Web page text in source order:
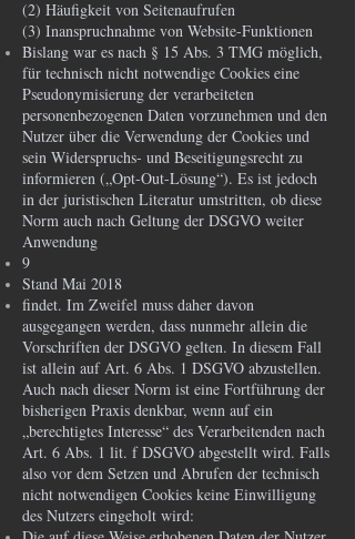
(2) Häufigkeit von Seitenaufrufen
(3) Inanspruchnahme von Website-Funktionen
Bislang war es nach § 15 Abs. 3 TMG möglich,
für technisch nicht notwendige Cookies eine
Pseudonymisierung der verarbeiteten
personenbezogenen Daten vorzunehmen und den
Nutzer über die Verwendung der Cookies und
sein Widerspruchs- und Beseitigungsrecht zu
informieren („Opt-Out-Lösung“). Es ist jedoch
in der juristischen Literatur umstritten, ob diese
Norm auch nach Geltung der DSGVO weiter
Anwendung
9
Stand Mai 2018
findet. Im Zweifel muss daher davon
ausgegangen werden, dass nunmehr allein die
Vorschriften der DSGVO gelten. In diesem Fall
ist allein auf Art. 6 Abs. 1 DSGVO abzustellen.
Auch nach dieser Norm ist eine Fortführung der
bisherigen Praxis denkbar, wenn auf ein
„berechtigtes Interesse“ des Verarbeitenden nach
Art. 6 Abs. 1 lit. f DSGVO abgestellt wird. Falls
also vor dem Setzen und Abrufen der technisch
nicht notwendigen Cookies keine Einwilligung
des Nutzers eingeholt wird: